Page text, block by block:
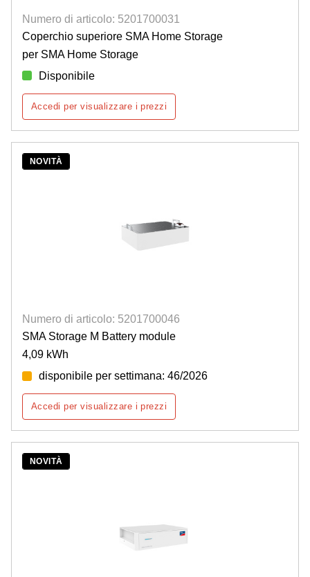
Numero di articolo: 5201700031
Coperchio superiore SMA Home Storage
per SMA Home Storage
Disponibile
Accedi per visualizzare i prezzi
NOVITÀ
Numero di articolo: 5201700046
SMA Storage M Battery module
4,09 kWh
disponibile per settimana: 46/2026
Accedi per visualizzare i prezzi
NOVITÀ